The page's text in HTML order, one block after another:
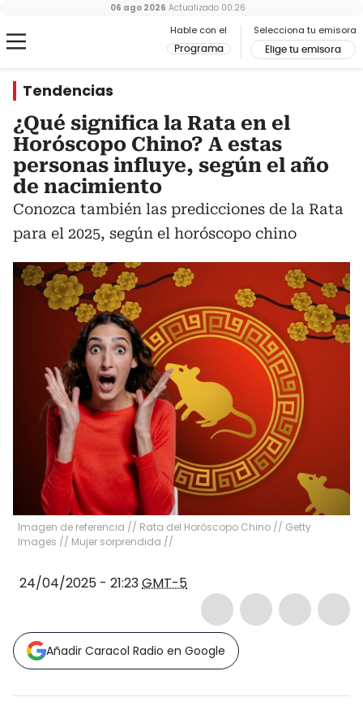
Hable con el
Programa
Selecciona tu emisora
Elige tu emisora
06 ago 2026 Actualizado 00:26
Tendencias
¿Qué significa la Rata en el
Horóscopo Chino? A estas
personas influye, según el año
de nacimiento
Conozca también las predicciones de la Rata
para el 2025, según el horóscopo chino
Imagen de referencia // Rata del Horóscopo Chino // Getty
Images // Mujer sorprendida //
24/04/2025 - 21:23GMT-5
Añadir Caracol Radio en Google